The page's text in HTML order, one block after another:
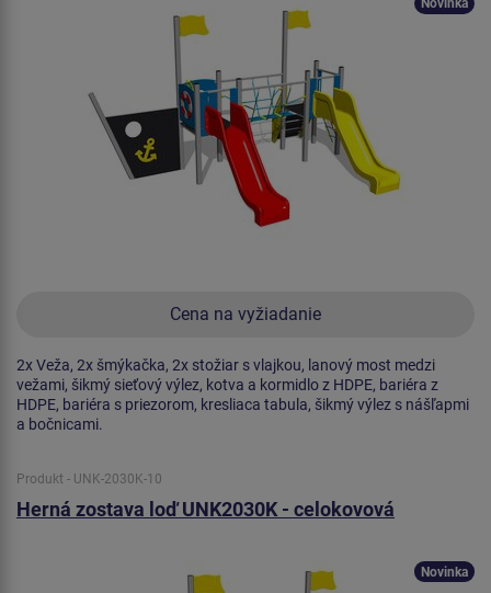
Cena na vyžiadanie
2x Veža, 2x šmýkačka, 2x stožiar s vlajkou, lanový most medzi
vežami, šikmý sieťový výlez, kotva a kormidlo z HDPE, bariéra z
HDPE, bariéra s priezorom, kresliaca tabula, šikmý výlez s nášľapmi
a bočnicami.
Produkt - UNK-2030K-10
Herná zostava loď UNK2030K - celokovová
Novinka